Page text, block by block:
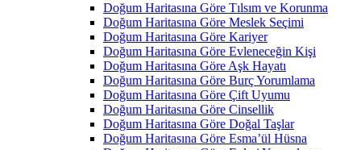
Doğum Haritasına Göre Tılsım ve Korunma
Doğum Haritasına Göre Meslek Seçimi
Doğum Haritasına Göre Kariyer
Doğum Haritasına Göre Evleneceğin Kişi
Doğum Haritasına Göre Aşk Hayatı
Doğum Haritasına Göre Burç Yorumlama
Doğum Haritasına Göre Çift Uyumu
Doğum Haritasına Göre Cinsellik
Doğum Haritasına Göre Doğal Taşlar
Doğum Haritasına Göre Esma’ül Hüsna